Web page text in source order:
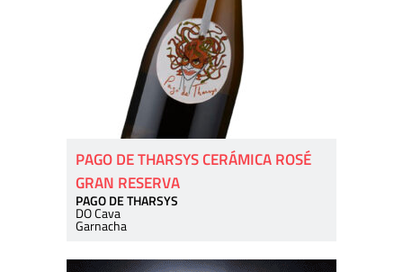
PAGO DE THARSYS CERÁMICA ROSÉ
GRAN RESERVA
PAGO DE THARSYS
DO Cava
Garnacha